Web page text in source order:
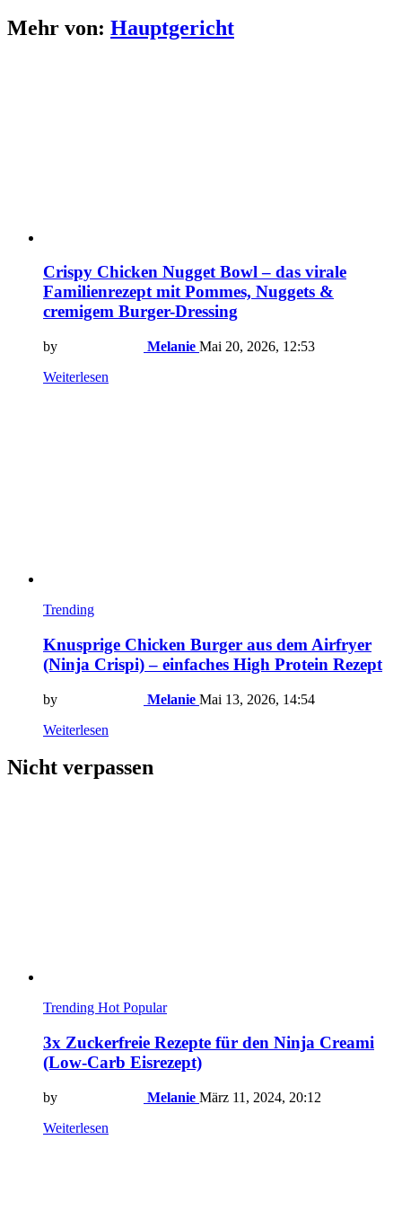
Mehr von: Hauptgericht
Crispy Chicken Nugget Bowl – das virale
Familienrezept mit Pommes, Nuggets &
cremigem Burger-Dressing
by Melanie Mai 20, 2026, 12:53
Weiterlesen
Trending
Knusprige Chicken Burger aus dem Airfryer
(Ninja Crispi) – einfaches High Protein Rezept
by Melanie Mai 13, 2026, 14:54
Weiterlesen
Nicht verpassen
Trending Hot Popular
3x Zuckerfreie Rezepte für den Ninja Creami
(Low-Carb Eisrezept)
by Melanie März 11, 2024, 20:12
Weiterlesen